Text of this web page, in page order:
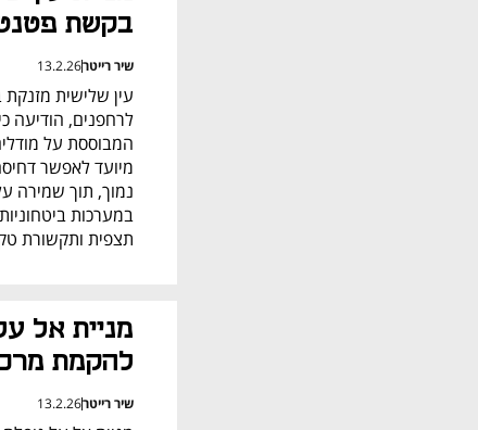
בקשת
שיר רייטר13.2.26
תצפית ותקשורת
להקמת
שיר רייטר13.2.26